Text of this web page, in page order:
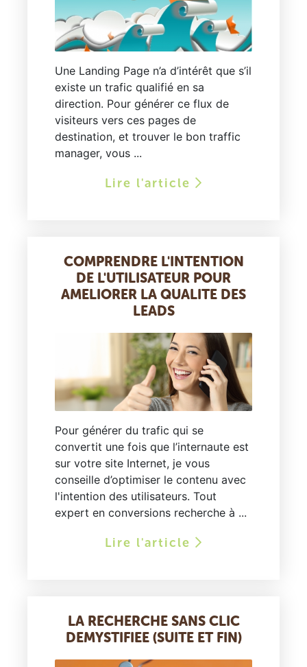
Une Landing Page n’a d’intérêt que s’il
existe un trafic qualifié en sa
direction. Pour générer ce flux de
visiteurs vers ces pages de
destination, et trouver le bon traffic
manager, vous ...
Lire l'article
COMPRENDRE L'INTENTION
DE L'UTILISATEUR POUR
AMELIORER LA QUALITE DES
LEADS
Pour générer du trafic qui se
convertit une fois que l’internaute est
sur votre site Internet, je vous
conseille d’optimiser le contenu avec
l'intention des utilisateurs. Tout
expert en conversions recherche à ...
Lire l'article
LA RECHERCHE SANS CLIC
DEMYSTIFIEE (SUITE ET FIN)